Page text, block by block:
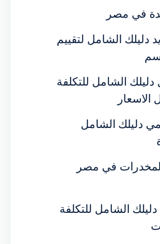
في مصر
دليلك الشامل لتقييم
الشامل للتكلفة
الاسعار
دليلك الشامل
في مصر
الشامل للتكلفة